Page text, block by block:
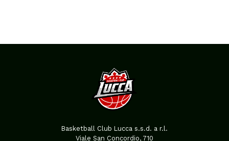
Basketball Club Lucca s.s.d. a r.l.
Viale San Concordio, 710